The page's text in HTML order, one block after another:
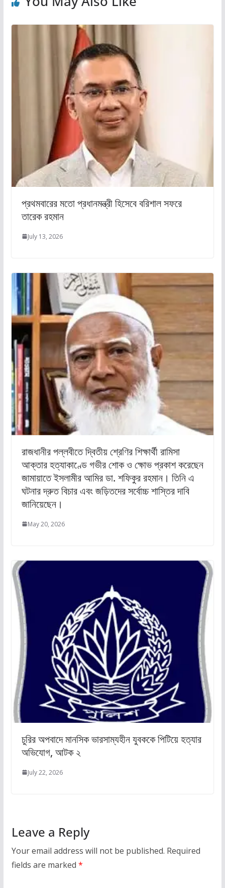
প্রথমবারের মতো প্রধানমন্ত্রী হিসেবে বরিশাল সফরে
তারেক রহমান
July 13, 2026
রাজধানীর পল্লবীতে দ্বিতীয় শ্রেণির শিক্ষার্থী রামিসা
আক্তার হত্যাকাণ্ডে গভীর শোক ও ক্ষোভ প্রকাশ করেছেন
জামায়াতে ইসলামীর আমির ডা. শফিকুর রহমান। তিনি এ
ঘটনার দ্রুত বিচার এবং জড়িতদের সর্বোচ্চ শাস্তির দাবি
জানিয়েছেন।
May 20, 2026
চুরির অপবাদে মানসিক ভারসাম্যহীন যুবককে পিটিয়ে হত্যার
অভিযোগ, আটক ২
July 22, 2026
Leave a Reply
Your email address will not be published. Required
fields are marked *